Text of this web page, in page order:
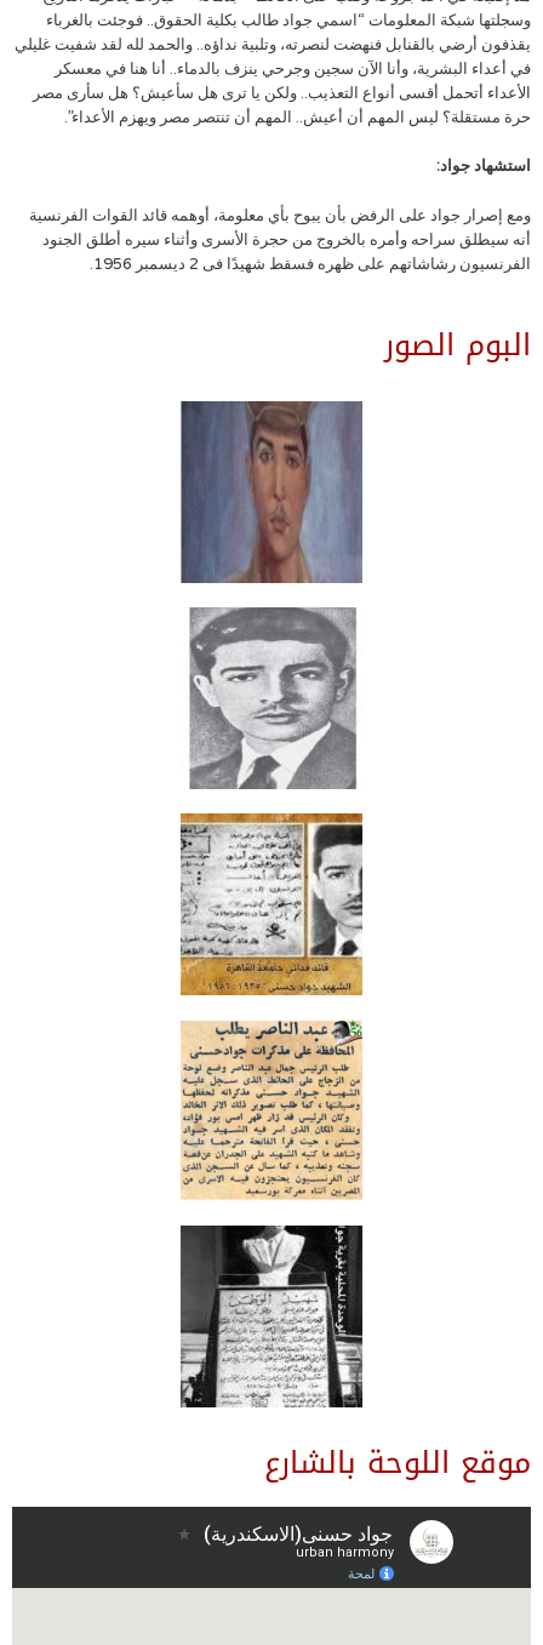
وسجلتها شبكة المعلومات “اسمي جواد طالب بكلية الحقوق.. فوجئت بالغرباء
يقذفون أرضي بالقنابل فنهضت لنصرته، وتلبية نداؤه.. والحمد لله لقد شفيت غليلي
في أعداء البشرية، وأنا الآن سجين وجرحي ينزف بالدماء.. أنا هنا في معسكر
الأعداء أتحمل أقسى أنواع التعذيب.. ولكن يا ترى هل سأعيش؟ هل سأرى مصر
حرة مستقلة؟ ليس المهم أن أعيش.. المهم أن تنتصر مصر ويهزم الأعداء”.
استشهاد جواد:
ومع إصرار جواد على الرفض بأن يبوح بأي معلومة، أوهمه قائد القوات الفرنسية
أنه سيطلق سراحه وأمره بالخروج من حجرة الأسرى وأثناء سيره أطلق الجنود
الفرنسيون رشاشاتهم على ظهره فسقط شهيدًا فى 2 ديسمبر 1956.
البوم الصور
موقع اللوحة بالشارع